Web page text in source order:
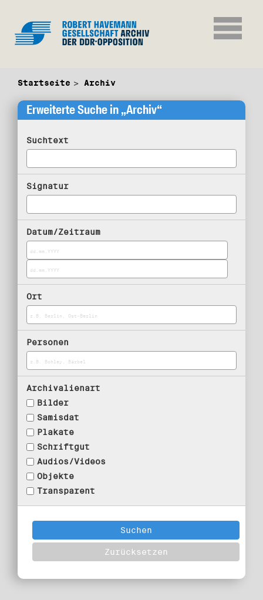
Startseite Archiv
Erweiterte Suche in „Archiv“
Suchtext
Signatur
Datum/Zeitraum
Ort
Personen
Archivalienart
Bilder
Samisdat
Plakate
Schriftgut
Audios/Videos
Objekte
Transparent